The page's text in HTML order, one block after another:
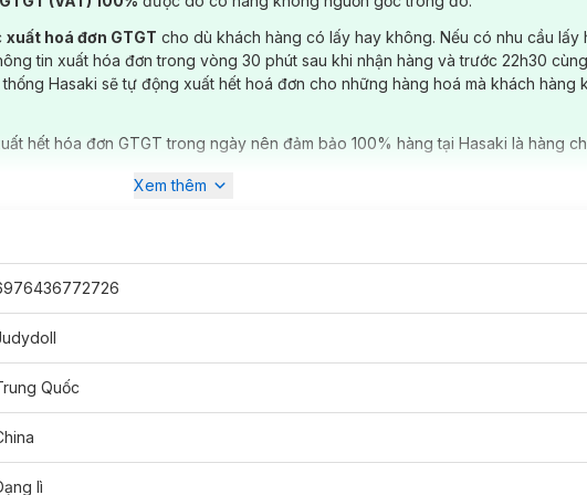
xuất hoá đơn GTGT cho dù khách hàng có lấy hay không. Nếu có nhu cầu lấy
tin xuất hóa đơn trong vòng 30 phút sau khi nhận hàng và trước 22h30
Hasaki sẽ tự động xuất hết hoá đơn cho những hàng hoá mà khách hàng
hết hóa đơn GTGT trong ngày nên đảm bảo 100% hàng tại Hasaki là hàng
Xem thêm
Quốc
lì